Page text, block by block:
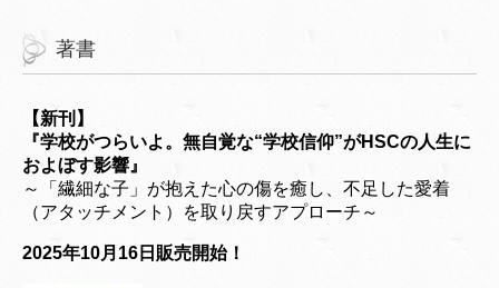
著書
【新刊】
『学校がつらいよ。無自覚な“学校信仰”がHSCの人生に
およぼす影響』
～「繊細な子」が抱えた心の傷を癒し、不足した愛着
（アタッチメント）を取り戻すアプローチ～
2025年10月16日販売開始！